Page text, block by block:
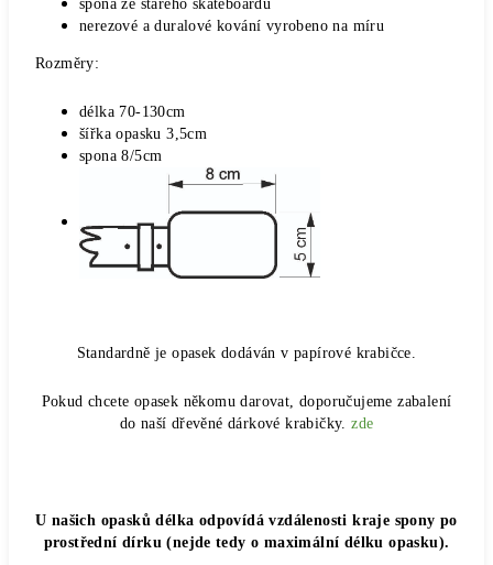
spona ze starého skateboardu
nerezové a duralové kování vyrobeno na míru
Rozměry:
délka 70-130cm
šířka opasku 3,5cm
spona 8/5cm
Standardně je opasek dodáván v papírové krabičce.
Pokud chcete opasek někomu darovat, doporučujeme zabalení
do naší dřevěné dárkové krabičky.zde
U našich opasků délka odpovídá vzdálenosti kraje spony po
prostřední dírku (nejde tedy o maximální délku opasku).